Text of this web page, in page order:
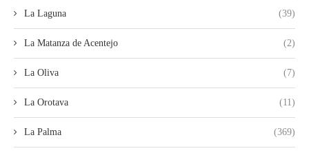
La Laguna (39)
La Matanza de Acentejo (2)
La Oliva (7)
La Orotava (11)
La Palma (369)